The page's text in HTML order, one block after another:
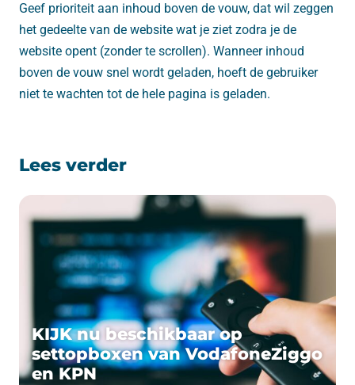
Geef prioriteit aan inhoud boven de vouw, dat wil zeggen
het gedeelte van de website wat je ziet zodra je de
website opent (zonder te scrollen). Wanneer inhoud
boven de vouw snel wordt geladen, hoeft de gebruiker
niet te wachten tot de hele pagina is geladen.
Lees verder
KIJK nu beschikbaar op
settopboxen van VodafoneZiggo
en KPN